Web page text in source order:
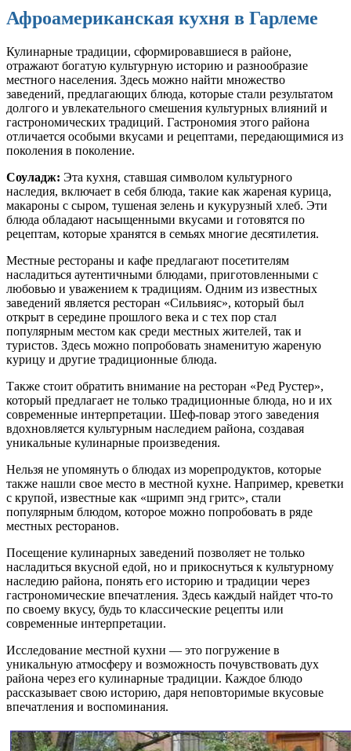
Афроамериканская кухня в Гарлеме
Кулинарные традиции, сформировавшиеся в районе,
отражают богатую культурную историю и разнообразие
местного населения. Здесь можно найти множество
заведений, предлагающих блюда, которые стали результатом
долгого и увлекательного смешения культурных влияний и
гастрономических традиций. Гастрономия этого района
отличается особыми вкусами и рецептами, передающимися из
поколения в поколение.
Соуладж: Эта кухня, ставшая символом культурного
наследия, включает в себя блюда, такие как жареная курица,
макароны с сыром, тушеная зелень и кукурузный хлеб. Эти
блюда обладают насыщенными вкусами и готовятся по
рецептам, которые хранятся в семьях многие десятилетия.
Местные рестораны и кафе предлагают посетителям
насладиться аутентичными блюдами, приготовленными с
любовью и уважением к традициям. Одним из известных
заведений является ресторан «Сильвияс», который был
открыт в середине прошлого века и с тех пор стал
популярным местом как среди местных жителей, так и
туристов. Здесь можно попробовать знаменитую жареную
курицу и другие традиционные блюда.
Также стоит обратить внимание на ресторан «Ред Рустер»,
который предлагает не только традиционные блюда, но и их
современные интерпретации. Шеф-повар этого заведения
вдохновляется культурным наследием района, создавая
уникальные кулинарные произведения.
Нельзя не упомянуть о блюдах из морепродуктов, которые
также нашли свое место в местной кухне. Например, креветки
с крупой, известные как «шримп энд гритс», стали
популярным блюдом, которое можно попробовать в ряде
местных ресторанов.
Посещение кулинарных заведений позволяет не только
насладиться вкусной едой, но и прикоснуться к культурному
наследию района, понять его историю и традиции через
гастрономические впечатления. Здесь каждый найдет что-то
по своему вкусу, будь то классические рецепты или
современные интерпретации.
Исследование местной кухни — это погружение в
уникальную атмосферу и возможность почувствовать дух
района через его кулинарные традиции. Каждое блюдо
рассказывает свою историю, даря неповторимые вкусовые
впечатления и воспоминания.